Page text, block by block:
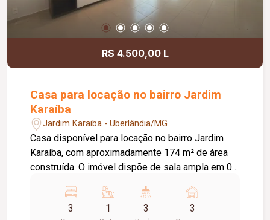
R$ 4.500,00 L
Casa para locação no bairro Jardim
Karaíba
Jardim Karaiba - Uberlândia/MG
Casa disponível para locação no bairro Jardim
Karaíba, com aproximadamente 174 m² de área
construída. O imóvel dispõe de sala ampla em 02
01 suíte, banheiro social com armário, cozinha
americana planejada com armários, fogão
3 1 3 3